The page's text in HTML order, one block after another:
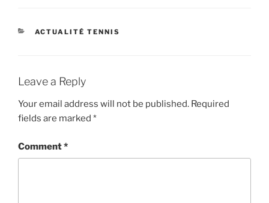
CATEGORIES
ACTUALITÉ TENNIS
Leave a Reply
Your email address will not be published. Required
fields are marked *
Comment*